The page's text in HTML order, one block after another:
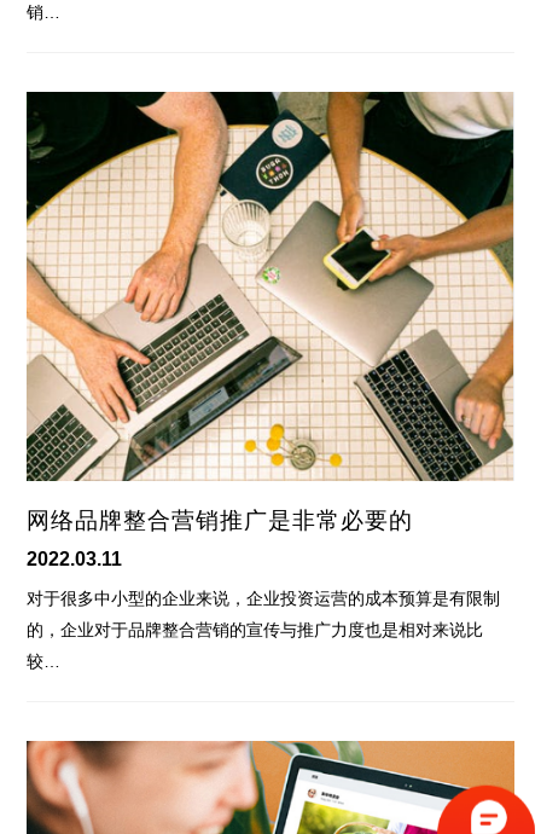
销…
网络品牌整合营销推广是非常必要的
2022.03.11
对于很多中小型的企业来说，企业投资运营的成本预算是有限制
的，企业对于品牌整合营销的宣传与推广力度也是相对来说比
较…